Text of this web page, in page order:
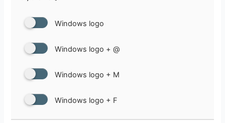
Windows logo
Windows logo + @
Windows logo + M
Windows logo + F